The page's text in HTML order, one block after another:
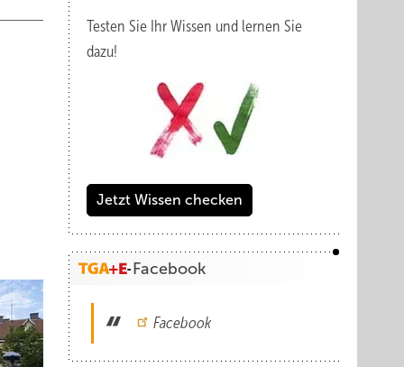
Testen Sie Ihr Wissen und lernen Sie
dazu!
Jetzt Wissen checken
Facebook
Facebook